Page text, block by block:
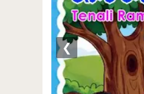
❮